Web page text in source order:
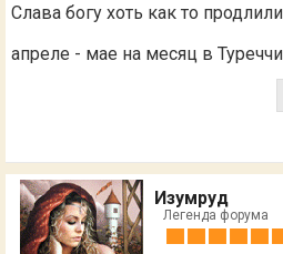
Слава богу хоть как то
апреле - мае на месяц в
Изумруд
Легенда форума